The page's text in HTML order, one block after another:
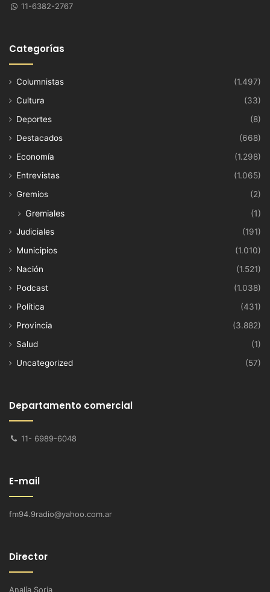
11-6382-2767
Categorías
Columnistas
(1.497)
Cultura
(33)
Deportes
(8)
Destacados
(668)
Economía
(1.298)
Entrevistas
(1.065)
Gremios
(2)
Gremiales (1)
Judiciales
(191)
Municipios
(1.010)
Nación
(1.521)
Podcast
(1.038)
Política
(431)
Provincia
(3.882)
Salud
(1)
Uncategorized
(57)
Departamento comercial
11- 6989-6048
E-mail
fm94.9radio@yahoo.com.ar
Director
Analía Soria